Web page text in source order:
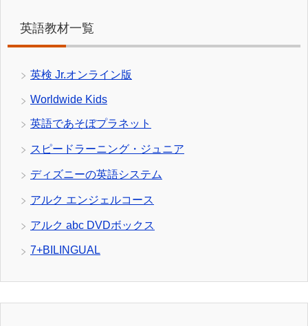
英語教材一覧
英検 Jr.オンライン版
Worldwide Kids
英語であそぼプラネット
スピードラーニング・ジュニア
ディズニーの英語システム
アルク エンジェルコース
アルク abc DVDボックス
7+BILINGUAL